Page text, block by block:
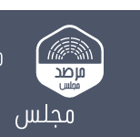
مجلس